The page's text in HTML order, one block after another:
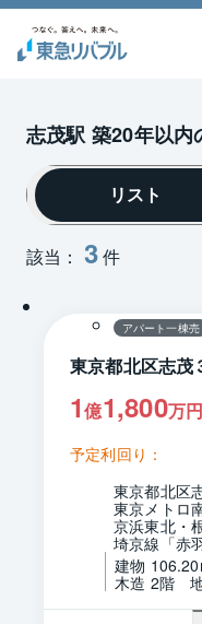
志茂駅 築20年以内
該当： 3件
リスト
アパート一棟売
東京都北区志茂
1億1,800万円
予定利回り：
東京都北区
東京メトロ
京浜東北・
埼京線「赤
建物
木造 2階　